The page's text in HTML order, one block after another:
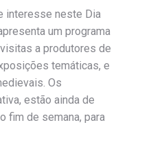
interesse neste Dia
um programa
a produtores de
temáticas, e
Os
estão ainda de
fim de semana, para